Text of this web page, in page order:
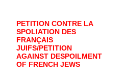
PETITION CONTRE LA
SPOLIATION DES
FRANÇAIS
JUIFS/PETITION
AGAINST DESPOILMENT
OF FRENCH JEWS